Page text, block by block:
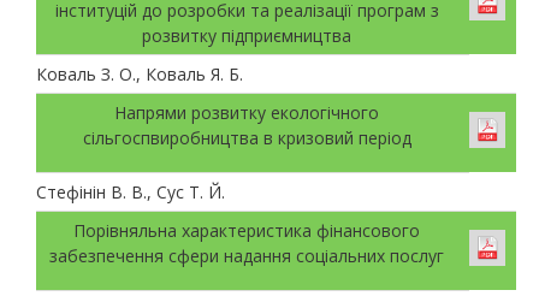
інституцій до розробки та реалізації програм з
розвитку підприємництва
Коваль З. О., Коваль Я. Б.
Напрями розвитку екологічного
сільгоспвиробництва в кризовий період
Стефінін В. В., Сус Т. Й.
Порівняльна характеристика фінансового
забезпечення cфери надання соціальних послуг